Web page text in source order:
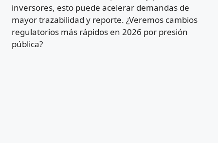
inversores, esto puede acelerar demandas de
mayor trazabilidad y reporte. ¿Veremos cambios
regulatorios más rápidos en 2026 por presión
pública?